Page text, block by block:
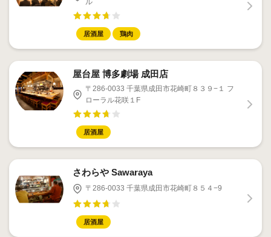
居酒屋 鶏肉
屋台屋 博多劇場 成田店
〒286-0033 千葉県成田市花崎町８３９−１ フ
ローラル花咲１F
居酒屋
さわらや Sawaraya
〒286-0033 千葉県成田市花崎町８５４−9
居酒屋